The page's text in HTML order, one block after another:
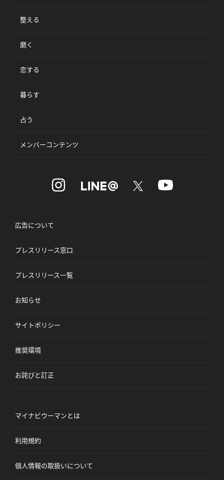
整える
磨く
恋する
暮らす
占う
メンバーコンテンツ
広告について
プレスリリース窓口
プレスリリース一覧
お知らせ
サイトポリシー
推奨環境
お詫びと訂正
マイナビウーマンとは
利用規約
個人情報の取扱いについて